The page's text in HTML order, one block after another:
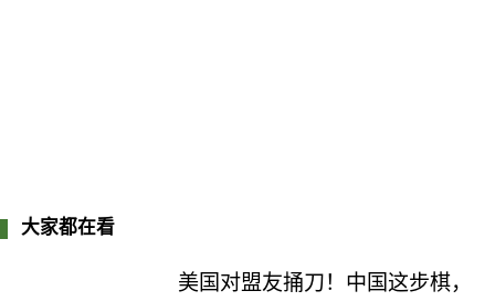
大家都在看
美国对盟友捅刀！中国这步棋，